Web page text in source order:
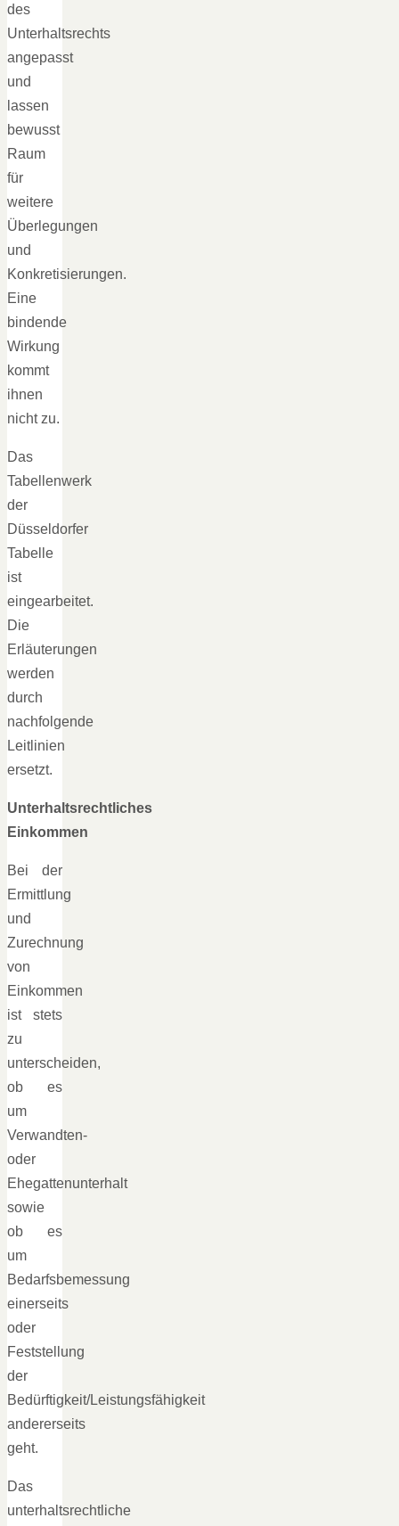
des
Unterhaltsrechts
angepasst
und
lassen
bewusst
Raum
für
weitere
Überlegungen
und
Konkretisierungen.
Eine
bindende
Wirkung
kommt
ihnen
nicht zu.
Das
Tabellenwerk
der
Düsseldorfer
Tabelle
ist
eingearbeitet.
Die
Erläuterungen
werden
durch
nachfolgende
Leitlinien
ersetzt.
Unterhaltsrechtliches
Einkommen
Bei der
Ermittlung
und
Zurechnung
von
Einkommen
ist stets
zu
unterscheiden,
ob es
um
Verwandten-
oder
Ehegattenunterhalt
sowie
ob es
um
Bedarfsbemessung
einerseits
oder
Feststellung
der
Bedürftigkeit/Leistungsfähigkeit
andererseits
geht.
Das
unterhaltsrechtliche